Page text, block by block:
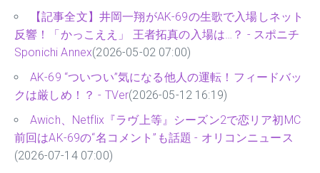
【記事全文】井岡一翔がAK-69の生歌で入場しネット
反響！「かっこええ」 王者拓真の入場は…？ - スポニチ
Sponichi Annex(2026-05-02 07:00)
AK-69 “ついつい”気になる他人の運転！フィードバッ
クは厳しめ！？ - TVer(2026-05-12 16:19)
Awich、Netflix『ラヴ上等』シーズン2で恋リア初MC
前回はAK-69の“名コメント”も話題 - オリコンニュース
(2026-07-14 07:00)